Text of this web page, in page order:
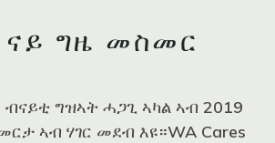
ግዜ መስመር
ብናይቲ ግዝኣት ሓጋጊ ኣካል ኣብ 2019
ኣብ ሃገር መደብ እዩ።WA Cares